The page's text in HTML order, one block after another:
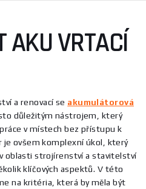
AKU VRTACÍ
a renovací se akumulátorová
důležitým nástrojem, který
v místech bez přístupu k
je ovšem komplexní úkol, který
oblasti strojírenství a stavitelství
klíčových aspektů. V této
na kritéria, která by měla být